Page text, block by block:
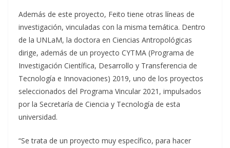
Además de este proyecto, Feito tiene otras líneas de
investigación, vinculadas con la misma temática. Dentro
de la UNLaM, la doctora en Ciencias Antropológicas
dirige, además de un proyecto CYTMA (Programa de
Investigación Científica, Desarrollo y Transferencia de
Tecnología e Innovaciones) 2019, uno de los proyectos
seleccionados del Programa Vincular 2021, impulsados
por la Secretaría de Ciencia y Tecnología de esta
universidad.
“Se trata de un proyecto muy específico, para hacer